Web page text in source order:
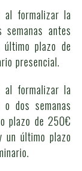
formalizar la
antes
plazo de
presencial.
formalizar la
dos semanas
plazo de 250€
un último plazo